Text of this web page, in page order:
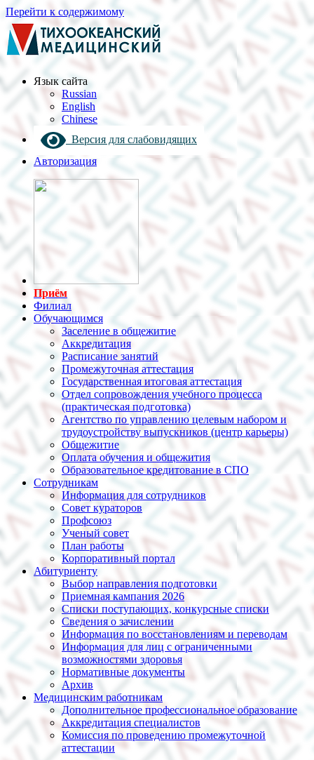
Перейти к содержимому
Язык cайта
Russian
English
Chinese
Версия для слабовидящих
Авторизация
Приём
Филиал
Обучающимся
Заселение в общежитие
Аккредитация
Расписание занятий
Промежуточная аттестация
Государственная итоговая аттестация
Отдел сопровождения учебного процесса
(практическая подготовка)
Агентство по управлению целевым набором и
трудоустройству выпускников (центр карьеры)
Общежитие
Оплата обучения и общежития
Образовательное кредитование в СПО
Сотрудникам
Информация для сотрудников
Совет кураторов
Профсоюз
Ученый совет
План работы
Корпоративный портал
Абитуриенту
Выбор направления подготовки
Приемная кампания 2026
Списки поступающих, конкурсные списки
Сведения о зачислении
Информация по восстановлениям и переводам
Информация для лиц с ограниченными
возможностями здоровья
Нормативные документы
Архив
Медицинским работникам
Дополнительное профессиональное образование
Аккредитация специалистов
Комиссия по проведению промежуточной
аттестации